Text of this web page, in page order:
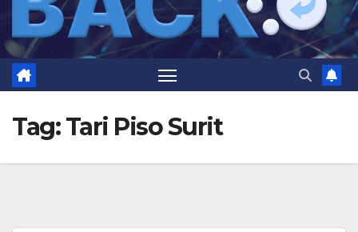
Tag:Tari Piso Surit